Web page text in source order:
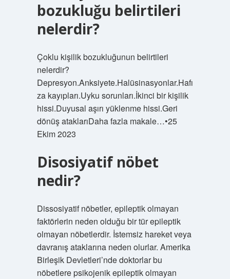
bozukluğu belirtileri
nelerdir?
Çoklu kişilik bozukluğunun belirtileri
nelerdir?
Depresyon.Anksiyete.Halüsinasyonlar.Hafı
za kayıpları.Uyku sorunları.İkinci bir kişilik
hissi.Duyusal aşırı yüklenme hissi.Geri
dönüş ataklarıDaha fazla makale…•25
Ekim 2023
Disosiyatif nöbet
nedir?
Dissosiyatif nöbetler, epileptik olmayan
faktörlerin neden olduğu bir tür epileptik
olmayan nöbetlerdir. İstemsiz hareket veya
davranış ataklarına neden olurlar. Amerika
Birleşik Devletleri’nde doktorlar bu
nöbetlere psikojenik epileptik olmayan